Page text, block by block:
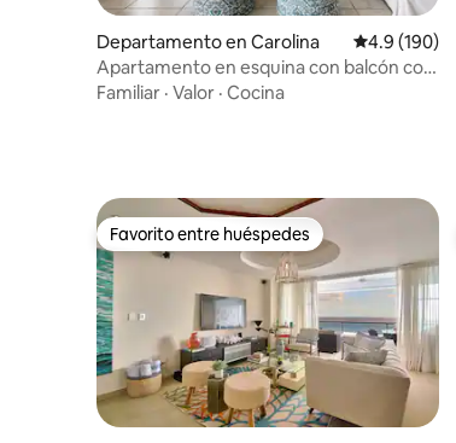
Departamento en Carolina Calificación
4.9 (190)
Apartamento en esquina con balcón con
vistas al mar
Familiar · Valor · Cocina
Favorito entre huéspedes
Favorito entre huéspedes